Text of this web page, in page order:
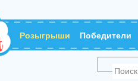
Розыгрыши Победители